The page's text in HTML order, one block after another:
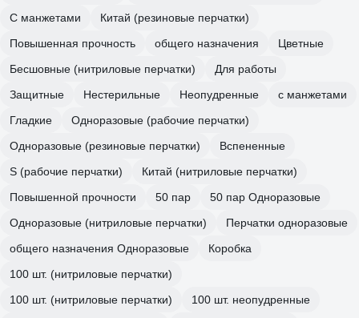
С манжетами
Китай (резиновые перчатки)
Повышенная прочность
общего назначения
Цветные
Бесшовные (нитриловые перчатки)
Для работы
Защитные
Нестерильные Неопудренные
с манжетами
Гладкие
Одноразовые (рабочие перчатки)
Одноразовые (резиновые перчатки)
Вспененные
S (рабочие перчатки)
Китай (нитриловые перчатки)
Повышенной прочности
50 пар
50 пар Одноразовые
Одноразовые (нитриловые перчатки)
Перчатки одноразовые
общего назначения Одноразовые
Коробка
100 шт. (нитриловые перчатки)
100 шт. (нитриловые перчатки)
100 шт. неопудренные